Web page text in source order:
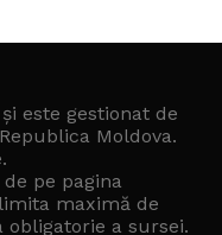
este gestionat de
Moldova.
pe pagina
maximă de
obligatorie a sursei.